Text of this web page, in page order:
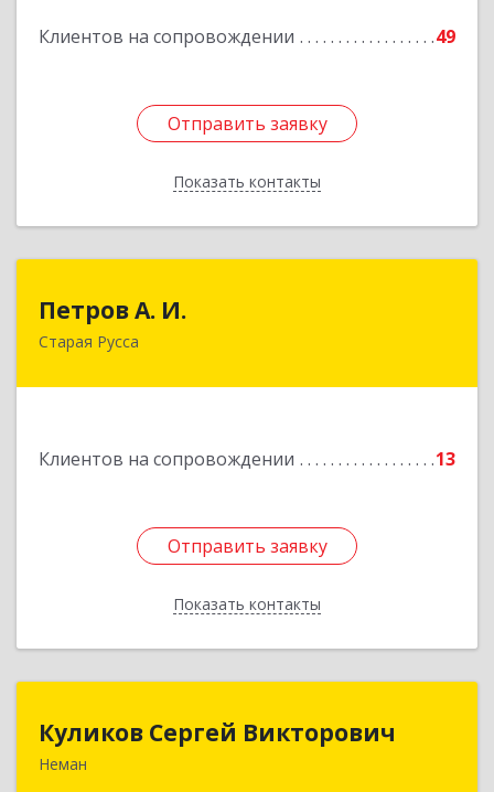
Клиентов на сопровождении 49
Отправить заявку
Показать контакты
Подробнее
Отправить заявку
Назад
Петров А. И.
Старая Русса
Клиентов на сопровождении 13
Отправить заявку
Показать контакты
Отправить заявку
Назад
Куликов Сергей Викторович
Неман
Куликов Сергей Викторович